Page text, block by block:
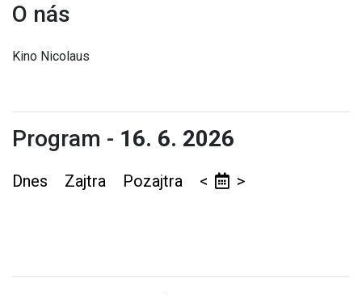
O nás
Kino Nicolaus
Program - 16. 6. 2026
Dnes Zajtra Pozajtra < >